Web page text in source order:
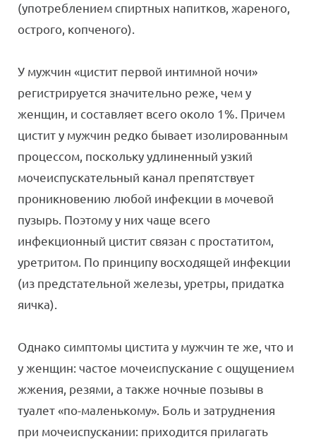
(употреблением спиртных напитков, жареного,
острого, копченого).
У мужчин «цистит первой интимной ночи»
регистрируется значительно реже, чем у
женщин, и составляет всего около 1%. Причем
цистит у мужчин редко бывает изолированным
процессом, поскольку удлиненный узкий
мочеиспускательный канал препятствует
проникновению любой инфекции в мочевой
пузырь. Поэтому у них чаще всего
инфекционный цистит связан с простатитом,
уретритом. По принципу восходящей инфекции
(из предстательной железы, уретры, придатка
яичка).
Однако симптомы цистита у мужчин те же, что и
у женщин: частое мочеиспускание с ощущением
жжения, резями, а также ночные позывы в
туалет «по-маленькому». Боль и затруднения
при мочеиспускании: приходится прилагать